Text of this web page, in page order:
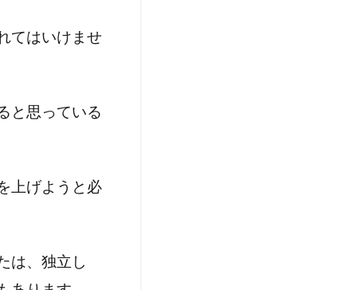
てはいけませ
と思っている
上げようと必
は、独立し